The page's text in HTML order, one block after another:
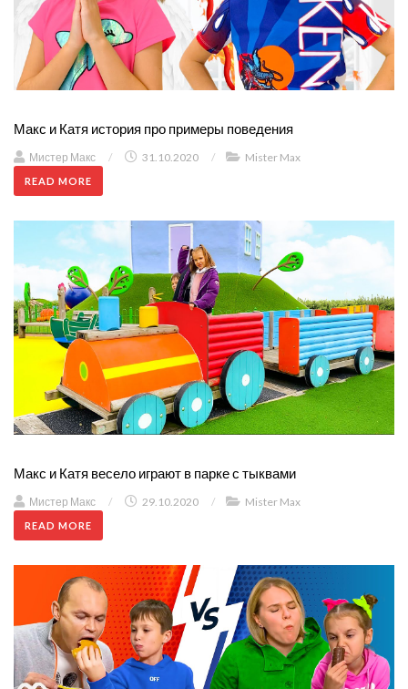
Макс и Катя история про примеры поведения
Мистер Макс / 31.10.2020 / Mister Max
READ MORE
Макс и Катя весело играют в парке с тыквами
Мистер Макс / 29.10.2020 / Mister Max
READ MORE